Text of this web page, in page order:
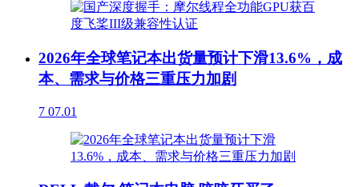
2026年全球笔记本出货量预计下滑13.6%，成
本、需求与价格三重压力加剧
7 07.01